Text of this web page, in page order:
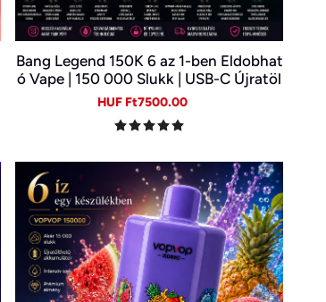
Bang Legend 150K 6 az 1-ben Eldobhat
ó Vape | 150 000 Slukk | USB-C Újratöl
thető E-cigi | 6 Íz Egy Készülékben
Sale
HUF Ft7500.00